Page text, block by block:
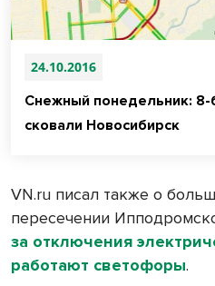
24.10.2016
Снежный понедельник:
сковали Новосибирск
VN.ru писал также о
пересечении
за отключения
работают светофоры.